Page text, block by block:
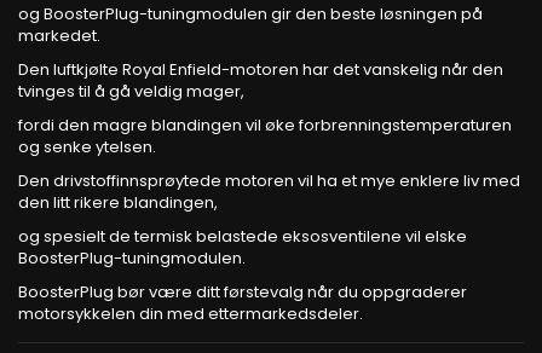
og BoosterPlug-tuningmodulen gir den beste løsningen på
markedet.
Den luftkjølte Royal Enfield-motoren har det vanskelig når den
tvinges til å gå veldig mager,
fordi den magre blandingen vil øke forbrenningstemperaturen
og senke ytelsen.
Den drivstoffinnsprøytede motoren vil ha et mye enklere liv med
den litt rikere blandingen,
og spesielt de termisk belastede eksosventilene vil elske
BoosterPlug-tuningmodulen.
BoosterPlug bør være ditt førstevalg når du oppgraderer
motorsykkelen din med ettermarkedsdeler.